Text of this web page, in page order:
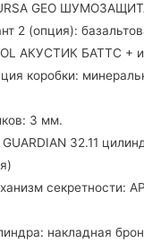
GEO
2 (опция):
АКУСТИК БАТТС +
коробки:
3 мм.
32.11
секретности:
накладная